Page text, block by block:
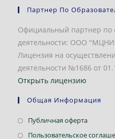
Партнер По
Официальный партнер по
деятельности: ООО
Лицензия на
деятельности №1686 от
Открыть лицензию
Общая Информация
Публичная оферта
в
Пользовательское